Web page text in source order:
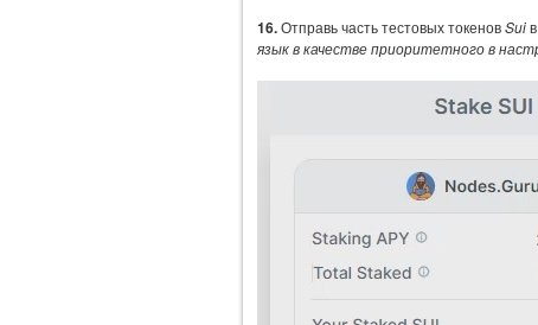
16.Отправь часть тестовых токеновSui
язык в качестве приоритетного в